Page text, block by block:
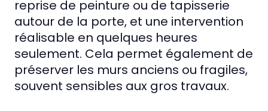
reprise de peinture ou de tapisserie
autour de la porte, et une intervention
réalisable en quelques heures
seulement. Cela permet également de
préserver les murs anciens ou fragiles,
souvent sensibles aux gros travaux.